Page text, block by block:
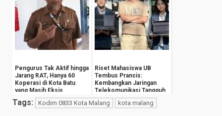
Pengurus Tak Aktif hingga
Jarang RAT, Hanya 60
Koperasi di Kota Batu
yang Masih Eksis
Riset Mahasiswa UB
Tembus Prancis:
Kembangkan Jaringan
Telekomunikasi Tangguh
Hadapi Perubahan Iklim
Tags: Kodim 0833 Kota Malang kota malang